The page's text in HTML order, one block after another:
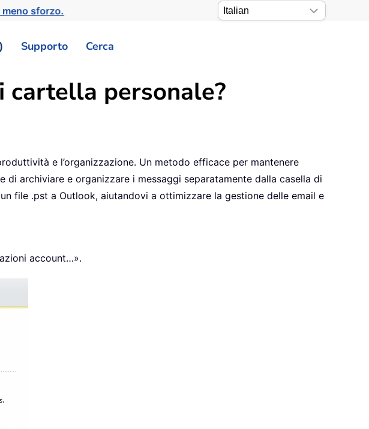
meno sforzo.
Supporto Cerca
cartella personale?
e l’organizzazione. Un metodo efficace per mantenere
archiviare e organizzare i messaggi separatamente dalla casella di
file .pst a Outlook, aiutandovi a ottimizzare la gestione delle email e
account…».